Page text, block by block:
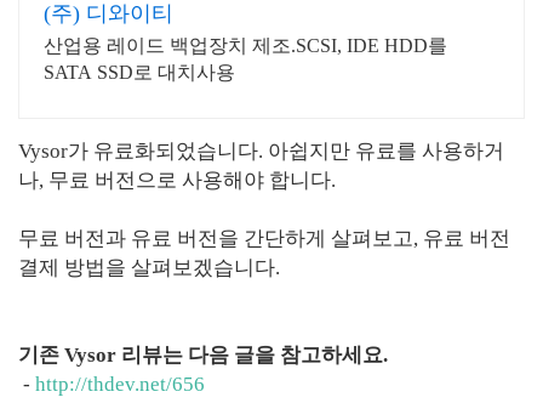
(주) 디와이티
산업용 레이드 백업장치 제조.SCSI, IDE HDD를
SATA SSD로 대치사용
Vysor가 유료화되었습니다. 아쉽지만 유료를 사용하거
나, 무료 버전으로 사용해야 합니다.
무료 버전과 유료 버전을 간단하게 살펴보고, 유료 버전
결제 방법을 살펴보겠습니다.
기존 Vysor 리뷰는 다음 글을 참고하세요.
- http://thdev.net/656